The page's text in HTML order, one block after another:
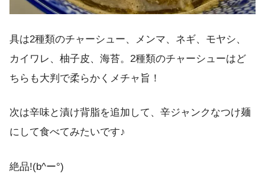
具は2種類のチャーシュー、メンマ、ネギ、モヤシ、
カイワレ、柚子皮、海苔。2種類のチャーシューはど
ちらも大判で柔らかくメチャ旨！
次は辛味と漬け背脂を追加して、辛ジャンクなつけ麺
にして食べてみたいです♪
絶品!(b^ー°)